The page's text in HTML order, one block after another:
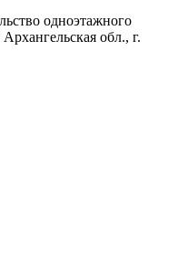
одноэтажного
обл., г.